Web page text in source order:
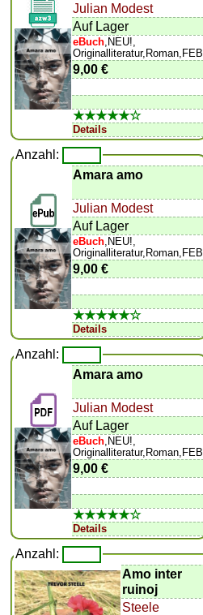
Julian Modest
Auf Lager
eBuch ,NEU!,
Originalliteratur,Roman,FEB
9,00 €
★★★★★☆
Details
Anzahl:
Amara amo
Julian Modest
Auf Lager
eBuch ,NEU!,
Originalliteratur,Roman,FEB
9,00 €
★★★★★☆
Details
Anzahl:
Amara amo
Julian Modest
Auf Lager
eBuch ,NEU!,
Originalliteratur,Roman,FEB
9,00 €
★★★★★☆
Details
Anzahl:
Amo inter
ruinoj
Steele